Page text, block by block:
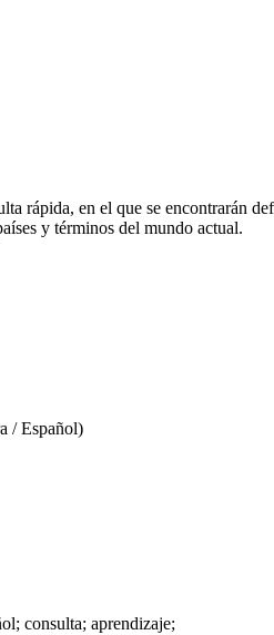
rápida, en el que se encontrarán
y términos del mundo actual.
/ Español)
consulta; aprendizaje;